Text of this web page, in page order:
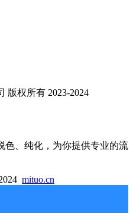
版权所有 2023-2024
色、纯化，为你提供专业的流
mituo.cn